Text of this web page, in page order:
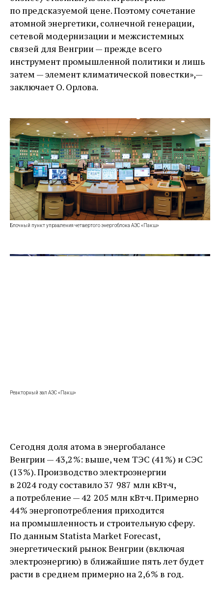
по предсказуемой цене. Поэтому сочетание
атомной энергетики, солнечной генерации,
сетевой модернизации и межсистемных
связей для Венгрии — ​прежде всего
инструмент промышленной политики и лишь
затем — ​элемент климатической повестки», — ​
заключает О. Орлова.
Блочный пункт управления четвертого энергоблока АЭС «Пакш»
Реакторный зал АЭС «Пакш»
Сегодня доля атома в энергобалансе
Венгрии — ​43,2 %: выше, чем ТЭС (41 %) и СЭС
(13 %). Производство электроэнергии
в 2024 году составило 37 987 млн кВт·ч,
а потребление — ​42 205 млн кВт·ч. Примерно
44 % энергопотребления приходится
на промышленность и строительную сферу.
По данным Statista Market Forecast,
энергетический рынок Венгрии (включая
электроэнергию) в ближайшие пять лет будет
расти в среднем примерно на 2,6 % в год.